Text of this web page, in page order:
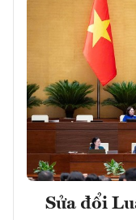
Sửa đổi